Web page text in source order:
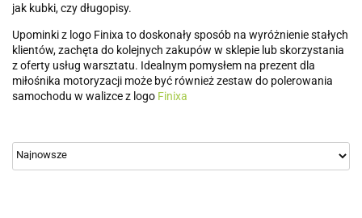
jak kubki, czy długopisy.
Upominki z logo Finixa to doskonały sposób na wyróżnienie stałych
klientów, zachęta do kolejnych zakupów w sklepie lub skorzystania
z oferty usług warsztatu. Idealnym pomysłem na prezent dla
miłośnika motoryzacji może być również zestaw do polerowania
samochodu w walizce z logo Finixa